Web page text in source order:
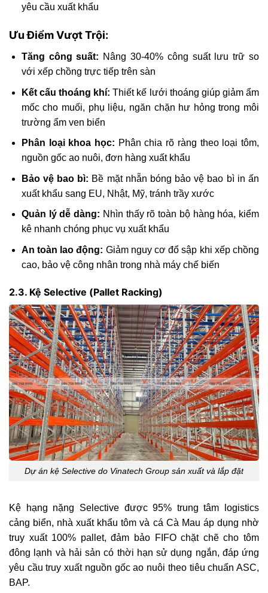
yêu cầu xuất khẩu
Ưu Điểm Vượt Trội:
Tăng công suất: Nâng 30-40% công suất lưu trữ so
với xếp chồng trực tiếp trên sàn
Kết cấu thoáng khí: Thiết kế lưới thoáng giúp giảm ẩm
mốc cho muối, phụ liệu, ngăn chặn hư hỏng trong môi
trường ẩm ven biển
Phân loại khoa học: Phân chia rõ ràng theo loại tôm,
nguồn gốc ao nuôi, đơn hàng xuất khẩu
Bảo vệ bao bì: Bề mặt nhẵn bóng bảo vệ bao bì in ấn
xuất khẩu sang EU, Nhật, Mỹ, tránh trầy xước
Quản lý dễ dàng: Nhìn thấy rõ toàn bộ hàng hóa, kiểm
kê nhanh chóng phục vụ xuất khẩu
An toàn lao động: Giảm nguy cơ đổ sập khi xếp chồng
cao, bảo vệ công nhân trong nhà máy chế biến
2.3. Kệ Selective (Pallet Racking)
Dự án kệ Selective do Vinatech Group sản xuất và lắp đặt
Kệ hạng nặng Selective được 95% trung tâm logistics
cảng biển, nhà xuất khẩu tôm và cá Cà Mau áp dụng nhờ
truy xuất 100% pallet, đảm bảo FIFO chặt chẽ cho tôm
đông lạnh và hải sản có thời hạn sử dụng ngắn, đáp ứng
yêu cầu truy xuất nguồn gốc ao nuôi theo tiêu chuẩn ASC,
BAP.